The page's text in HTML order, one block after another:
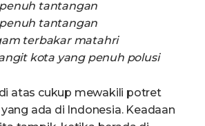
tantangan
tantangan
terbakar matahri
kota yang penuh polusi
atas cukup mewakili potret
ada di Indonesia. Keadaan